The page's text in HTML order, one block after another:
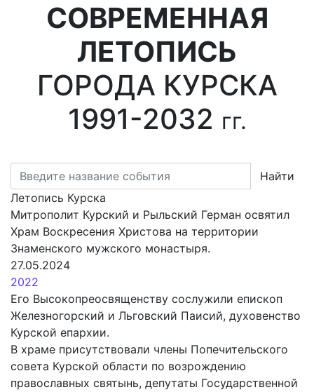
СОВРЕМЕННАЯ
ЛЕТОПИСЬ
ГОРОДА КУРСКА
1991-2032 гг.
Найти
Летопись Курска
Митрополит Курский и Рыльский Герман освятил
Храм Воскресения Христова на территории
Знаменского мужского монастыря.
27.05.2024
2022
Его Высокопреосвященству сослужили епископ
Железногорский и Льговский Паисий, духовенство
Курской епархии.
В храме присутствовали члены Попечительского
совета Курской области по возрождению
православных святынь, депутаты Государственной